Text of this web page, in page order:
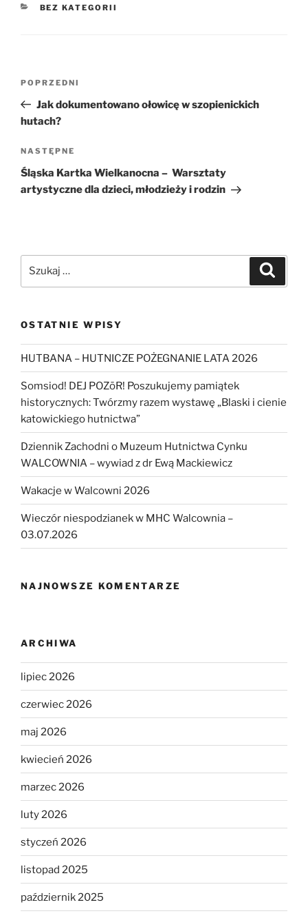
KATEGORIE
BEZ KATEGORII
Poprzedni
wpis
POPRZEDNI
Jak dokumentowano ołowicę w szopienickich
hutach?
Następny
wpis
NASTĘPNE
Śląska Kartka Wielkanocna – Warsztaty
artystyczne dla dzieci, młodzieży i rodzin
OSTATNIE WPISY
HUTBANA – HUTNICZE POŻEGNANIE LATA 2026
Somsiod! DEJ POZōR! Poszukujemy pamiątek
historycznych: Twórzmy razem wystawę „Blaski i cienie
katowickiego hutnictwa”
Dziennik Zachodni o Muzeum Hutnictwa Cynku
WALCOWNIA – wywiad z dr Ewą Mackiewicz
Wakacje w Walcowni 2026
Wieczór niespodzianek w MHC Walcownia –
03.07.2026
NAJNOWSZE KOMENTARZE
ARCHIWA
lipiec 2026
czerwiec 2026
maj 2026
kwiecień 2026
marzec 2026
luty 2026
styczeń 2026
listopad 2025
październik 2025